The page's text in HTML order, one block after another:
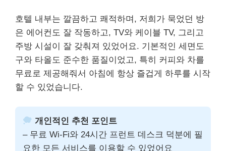
호텔 내부는 깔끔하고 쾌적하며, 저희가 묵었던 방
은 에어컨도 잘 작동하고, TV와 케이블 TV, 그리고
주방 시설이 잘 갖춰져 있었어요. 기본적인 세면도
구와 타올도 준수한 품질이었고, 특히 커피와 차를
무료로 제공해줘서 아침에 항상 즐겁게 하루를 시작
할 수 있었습니다.
개인적인 추천 포인트
– 무료 Wi-Fi와 24시간 프런트 데스크 덕분에 필
요한 모든 서비스를 이용할 수 있었어요